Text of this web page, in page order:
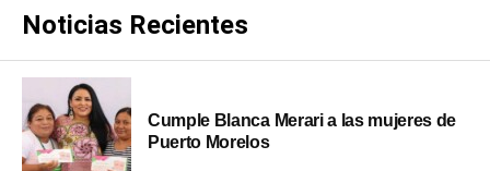
Noticias Recientes
Cumple Blanca Merari a las mujeres de
Puerto Morelos